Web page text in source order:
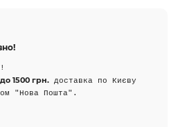
до 1500 грн. доставка по Києву
"Нова Пошта".